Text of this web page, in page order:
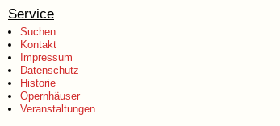
Service
Suchen
Kontakt
Impressum
Datenschutz
Historie
Opernhäuser
Veranstaltungen